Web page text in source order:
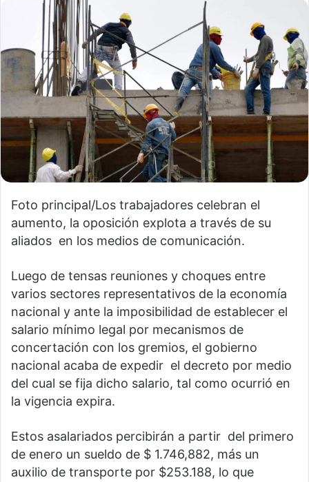
Foto principal/Los trabajadores celebran el
aumento, la oposición explota a través de su
aliados en los medios de comunicación.
Luego de tensas reuniones y choques entre
varios sectores representativos de la economía
nacional y ante la imposibilidad de establecer el
salario mínimo legal por mecanismos de
concertación con los gremios, el gobierno
nacional acaba de expedir el decreto por medio
del cual se fija dicho salario, tal como ocurrió en
la vigencia expira.
Estos asalariados percibirán a partir del primero
de enero un sueldo de $ 1.746,882, más un
auxilio de transporte por $253.188, lo que